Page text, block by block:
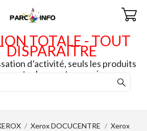
TOTALE - TOUT
DISPARAITRE
d’activité, seuls les produits
en stock seront envoyés.
Xerox DOCUCENTRE
Xerox